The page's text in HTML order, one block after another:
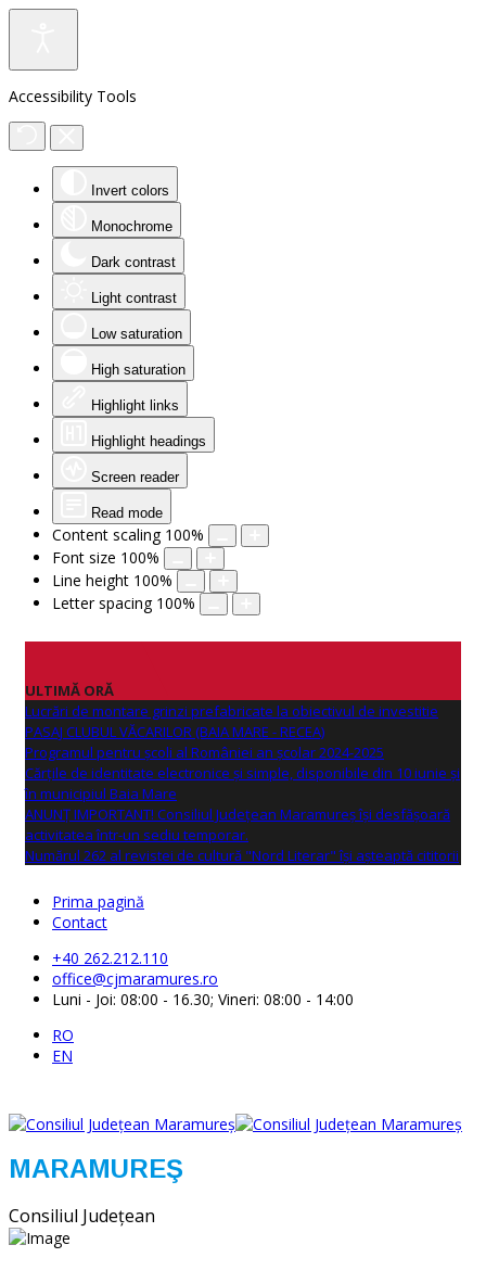
Accessibility Tools
Invert colors
Monochrome
Dark contrast
Light contrast
Low saturation
High saturation
Highlight links
Highlight headings
Screen reader
Read mode
Content scaling 100%
Font size 100%
Line height 100%
Letter spacing 100%
ULTIMĂ ORĂ
Lucrări de montare grinzi prefabricate la obiectivul de investitie
PASAJ CLUBUL VĂCARILOR (BAIA MARE - RECEA)
Programul pentru școli al României an școlar 2024-2025
Cărțile de identitate electronice și simple, disponibile din 10 iunie și
în municipiul Baia Mare
ANUNŢ IMPORTANT! Consiliul Județean Maramureș își desfășoară
activitatea într-un sediu temporar.
Numărul 262 al revistei de cultură "Nord Literar" își așteaptă cititorii
Prima pagină
Contact
+40 262.212.110
office@cjmaramures.ro
Luni - Joi: 08:00 - 16.30; Vineri: 08:00 - 14:00
RO
EN
MARAMUREŞ
Consiliul Judeţean